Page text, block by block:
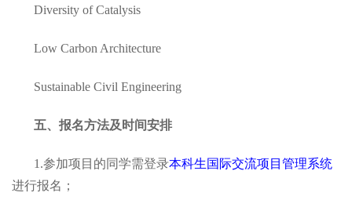
Diversity of Catalysis
Low Carbon Architecture
Sustainable Civil Engineering
五、报名方法及时间安排
1.参加项目的同学需登录本科生国际交流项目管理系统
进行报名；